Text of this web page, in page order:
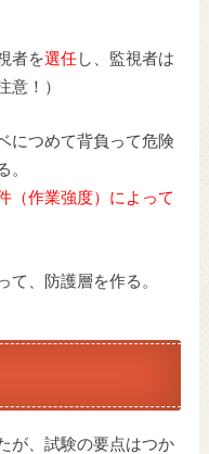
者を選任 し、監視者は
意！）
につめて背負って危険
。
（作業強度）によって
て、防護層を作る。
が、試験の要点はつか